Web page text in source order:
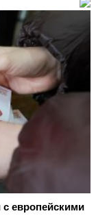
с европейскими